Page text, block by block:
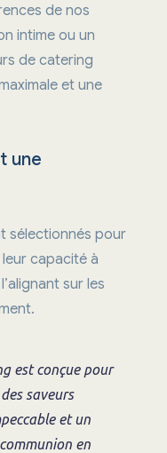
de nos
intime ou un
de catering
et une
une
sélectionnés pour
capacité à
sur les
est conçue pour
saveurs
et un
en